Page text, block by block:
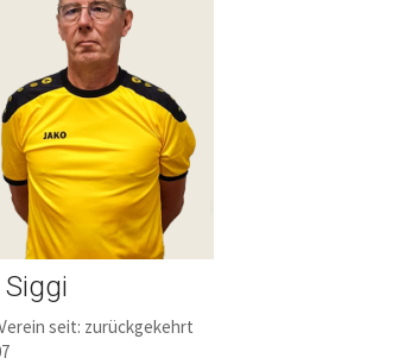
Siggi
seit: zurückgekehrt